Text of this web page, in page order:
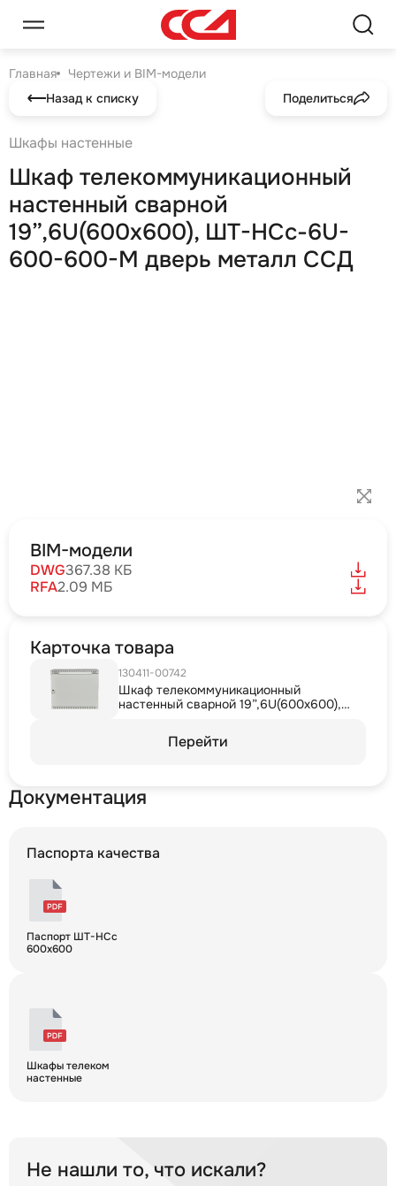
Главная
Чертежи и BIM-модели
Назад к списку
Поделиться
Шкафы настенные
Шкаф телекоммуникационный
настенный сварной
19”,6U(600x600), ШТ-НСс-6U-
600-600-М дверь металл ССД
BIM-модели
DWG367.38 КБ
RFA2.09 МБ
Карточка товара
130411-00742
Шкаф телекоммуникационный
настенный сварной 19”,6U(600x600),
Перейти
Документация
Паспорта качества
Паспорт ШТ-НСс
600x600
Шкафы телеком
настенные
Не нашли то, что искали?